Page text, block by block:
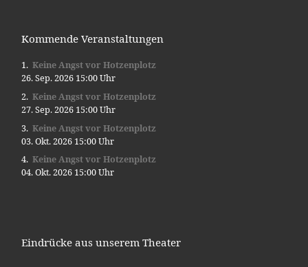
Kommende Veranstaltungen
Keine Angst vor Hotzenplotz
26. Sep. 2026 15:00 Uhr
Keine Angst vor Hotzenplotz
27. Sep. 2026 15:00 Uhr
Keine Angst vor Hotzenplotz
03. Okt. 2026 15:00 Uhr
Keine Angst vor Hotzenplotz
04. Okt. 2026 15:00 Uhr
Eindrücke aus unserem Theater